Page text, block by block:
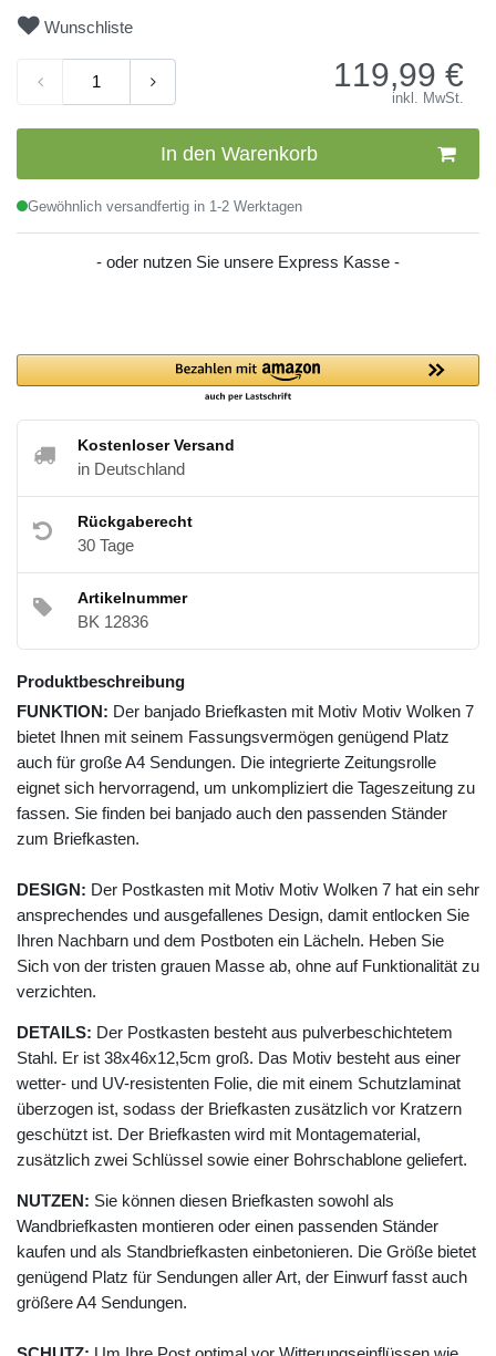
Wunschliste
119,99 €
inkl. MwSt.
In den Warenkorb
Gewöhnlich versandfertig in 1-2 Werktagen
- oder nutzen Sie unsere Express Kasse -
Kostenloser Versand
in Deutschland
Rückgaberecht
30 Tage
Artikelnummer
BK 12836
Produktbeschreibung
FUNKTION: Der banjado Briefkasten mit Motiv Motiv Wolken 7
bietet Ihnen mit seinem Fassungsvermögen genügend Platz
auch für große A4 Sendungen. Die integrierte Zeitungsrolle
eignet sich hervorragend, um unkompliziert die Tageszeitung zu
fassen. Sie finden bei banjado auch den passenden Ständer
zum Briefkasten.
DESIGN: Der Postkasten mit Motiv Motiv Wolken 7 hat ein sehr
ansprechendes und ausgefallenes Design, damit entlocken Sie
Ihren Nachbarn und dem Postboten ein Lächeln. Heben Sie
Sich von der tristen grauen Masse ab, ohne auf Funktionalität zu
verzichten.
DETAILS: Der Postkasten besteht aus pulverbeschichtetem
Stahl. Er ist 38x46x12,5cm groß. Das Motiv besteht aus einer
wetter- und UV-resistenten Folie, die mit einem Schutzlaminat
überzogen ist, sodass der Briefkasten zusätzlich vor Kratzern
geschützt ist. Der Briefkasten wird mit Montagematerial,
zusätzlich zwei Schlüssel sowie einer Bohrschablone geliefert.
NUTZEN: Sie können diesen Briefkasten sowohl als
Wandbriefkasten montieren oder einen passenden Ständer
kaufen und als Standbriefkasten einbetonieren. Die Größe bietet
genügend Platz für Sendungen aller Art, der Einwurf fasst auch
größere A4 Sendungen.